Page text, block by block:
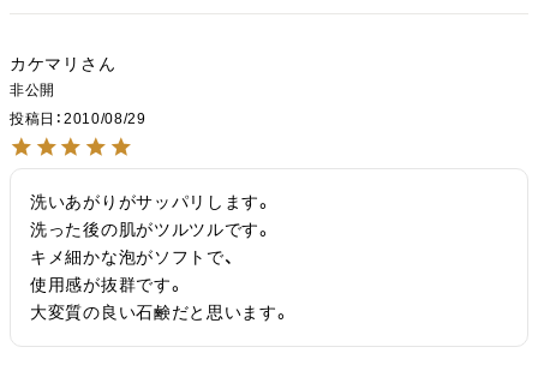
カケマリ
非公開
投稿日
2010/08/29
洗いあがりがサッパリします。
洗った後の肌がツルツルです。
キメ細かな泡がソフトで、
使用感が抜群です。
大変質の良い石鹸だと思います。